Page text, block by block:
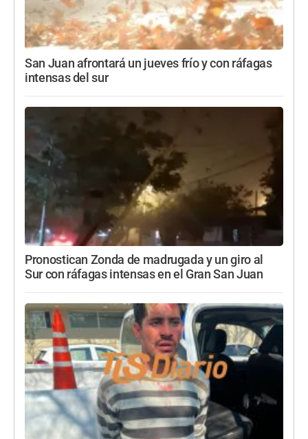
San Juan afrontará un jueves frío y con ráfagas
intensas del sur
Pronostican Zonda de madrugada y un giro al
Sur con ráfagas intensas en el Gran San Juan